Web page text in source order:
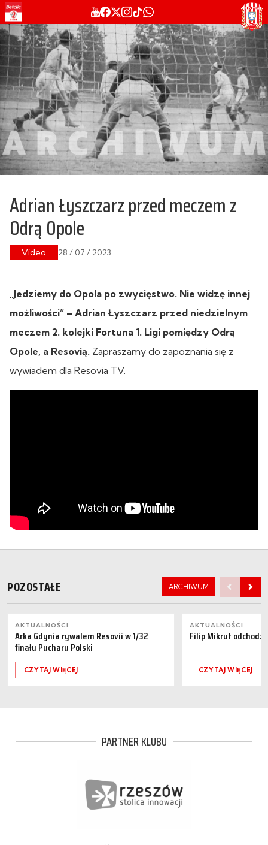
Adrian Łyszczarz przed meczem z
Odrą Opole
Video 28 / 07 / 2023
„Jedziemy do Opola po zwycięstwo. Nie widzę innej
możliwości” – Adrian Łyszczarz przed niedzielnym
meczem 2. kolejki Fortuna 1. Ligi pomiędzy Odrą
Opole, a Resovią. Zapraszamy do zapoznania się z
wywiadem dla Resovia TV.
POZOSTAŁE ARCHIWUM
AKTUALNOŚCI
Arka Gdynia rywalem Resovii w 1/32
finału Pucharu Polski
CZYTAJ WIĘCEJ
AKTUALNOŚCI
Filip Mikrut
CZYTAJ WIĘCEJ
PARTNER KLUBU